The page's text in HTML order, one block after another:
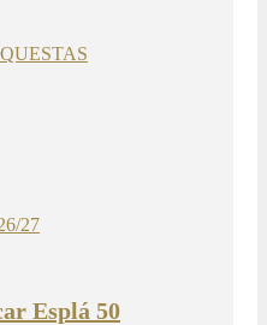
27
Esplá 50